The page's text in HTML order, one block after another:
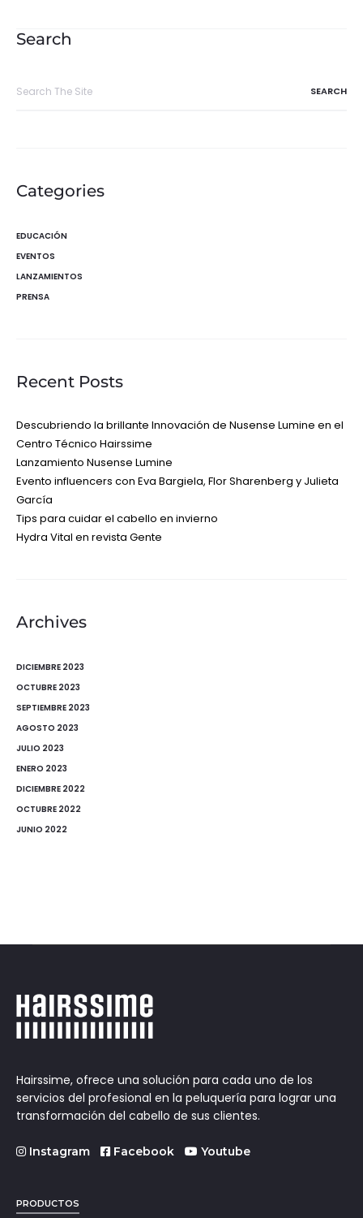
entradas
Search
Categories
EDUCACIÓN
EVENTOS
LANZAMIENTOS
PRENSA
Recent Posts
Descubriendo la brillante Innovación de Nusense Lumine en el
Centro Técnico Hairssime
Lanzamiento Nusense Lumine
Evento influencers con Eva Bargiela, Flor Sharenberg y Julieta
García
Tips para cuidar el cabello en invierno
Hydra Vital en revista Gente
Archives
DICIEMBRE 2023
OCTUBRE 2023
SEPTIEMBRE 2023
AGOSTO 2023
JULIO 2023
ENERO 2023
DICIEMBRE 2022
OCTUBRE 2022
JUNIO 2022
Hairssime, ofrece una solución para cada uno de los
servicios del profesional en la peluquería para lograr una
transformación del cabello de sus clientes.
Instagram Facebook Youtube
PRODUCTOS